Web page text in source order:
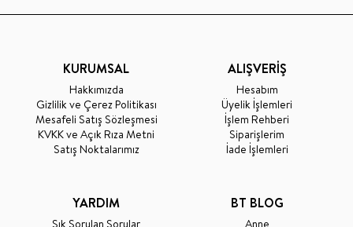
KURUMSAL
Hakkımızda
Gizlilik ve Çerez Politikası
Mesafeli Satış Sözleşmesi
KVKK ve Açık Rıza Metni
Satış Noktalarımız
ALIŞVERİŞ
Hesabım
Üyelik İşlemleri
İşlem Rehberi
Siparişlerim
İade İşlemleri
YARDIM BT BLOG